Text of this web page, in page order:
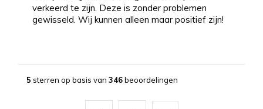
verkeerd te zijn. Deze is zonder problemen
gewisseld. Wij kunnen alleen maar positief zijn!
13-03-2026
5 sterren op basis van 346beoordelingen